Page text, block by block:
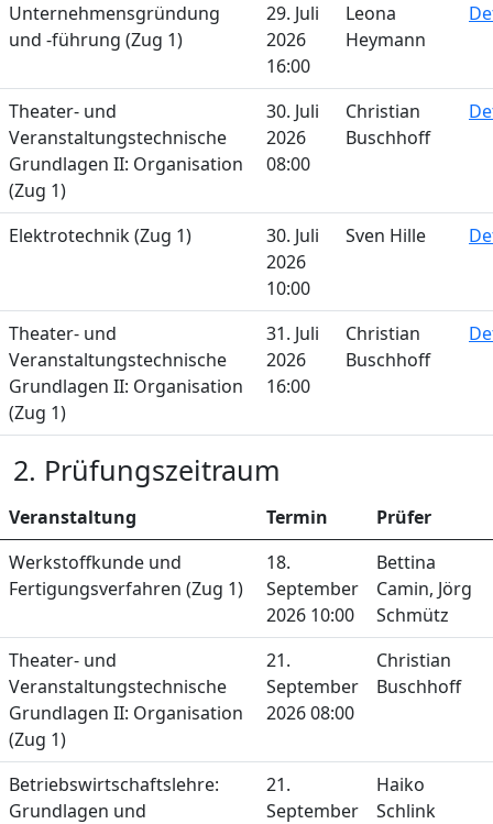
Unternehmensgründung
und -führung (Zug 1)
29. Juli
2026
16:00
Leona
Heymann
Theater- und
Veranstaltungstechnische
Grundlagen II: Organisation
(Zug 1)
30. Juli
2026
08:00
Christian
Buschhoff
Elektrotechnik (Zug 1)
30. Juli
2026
10:00
Sven Hille
Theater- und
Veranstaltungstechnische
Grundlagen II: Organisation
(Zug 1)
31. Juli
2026
16:00
Christian
Buschhoff
2. Prüfungszeitraum
Veranstaltung Termin
Prüfer
Werkstoffkunde und
Fertigungsverfahren (Zug 1)
18.
September
2026 10:00
Bettina
Camin, Jörg
Schmütz
Theater- und
Veranstaltungstechnische
Grundlagen II: Organisation
(Zug 1)
21.
September
2026 08:00
Christian
Buschhoff
Betriebswirtschaftslehre:
Grundlagen und
21.
September
Haiko
Schlink